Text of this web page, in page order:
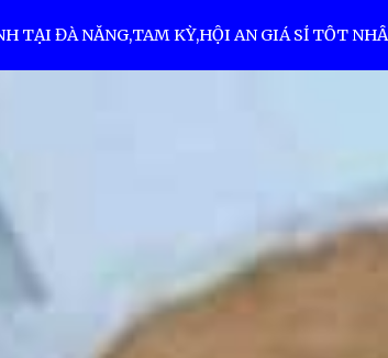
Skip to main content
TẠI ĐÀ NẴNG,TAM KỲ,HỘI AN GIÁ SỈ TỐT